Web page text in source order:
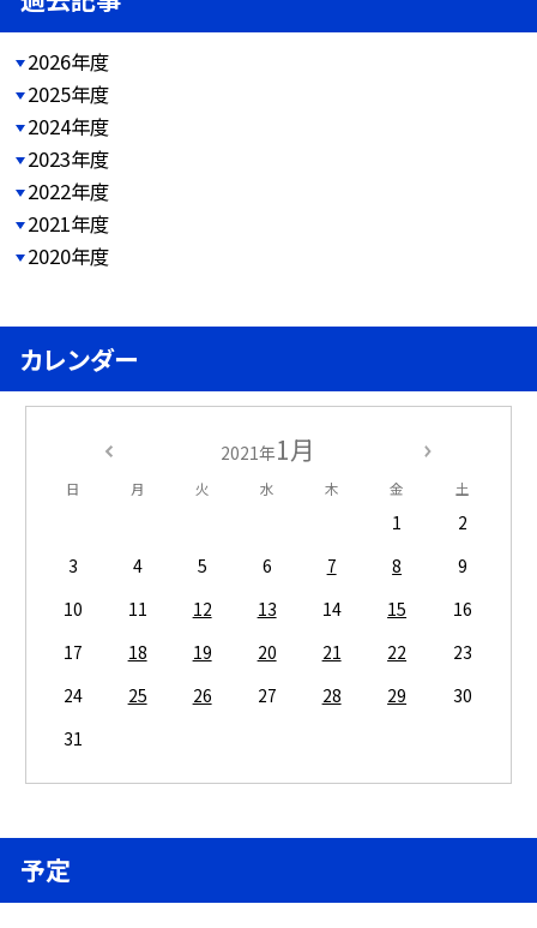
2026年度
2025年度
2024年度
2023年度
2022年度
2021年度
2020年度
カレンダー
2021年1月
日 月 火 水 木 金 土
1
2
3
4 5 6 7 8
9
10
11 12 13 14 15
16
17
18 19 20 21 22
23
24
25 26 27 28 29
30
31
予定